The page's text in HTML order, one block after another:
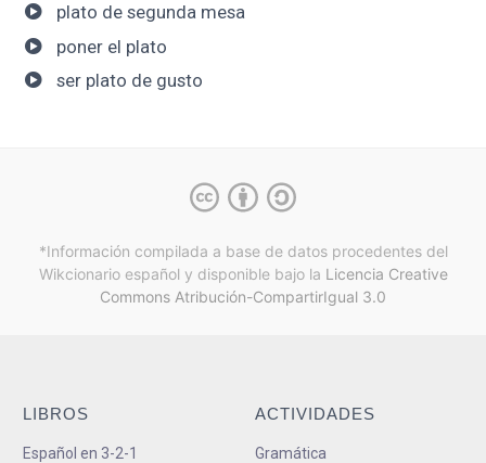
plato de segunda mesa
poner el plato
ser plato de gusto
*Información compilada a base de datos procedentes del
Wikcionario español y disponible bajo la Licencia Creative
Commons Atribución-CompartirIgual 3.0
LIBROS
Español en 3-2-1
ACTIVIDADES
Gramática